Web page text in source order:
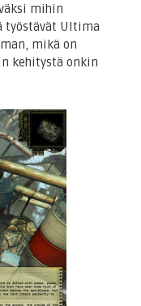
mihin
työstävät Ultima
mikä on
kehitystä onkin